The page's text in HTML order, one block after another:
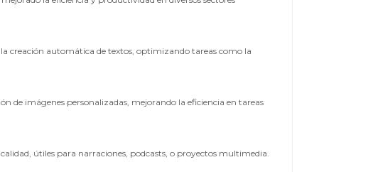
creación automática de textos, optimizando tareas como la
de imágenes personalizadas, mejorando la eficiencia en tareas
útiles para narraciones, podcasts, o proyectos multimedia.